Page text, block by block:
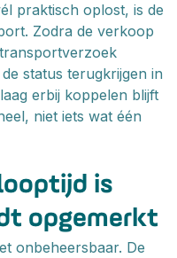
praktisch oplost, is de
Zodra de verkoop
status terugkrijgen in
erbij koppelen blijft
niet iets wat één
is
opgemerkt
onbeheersbaar. De